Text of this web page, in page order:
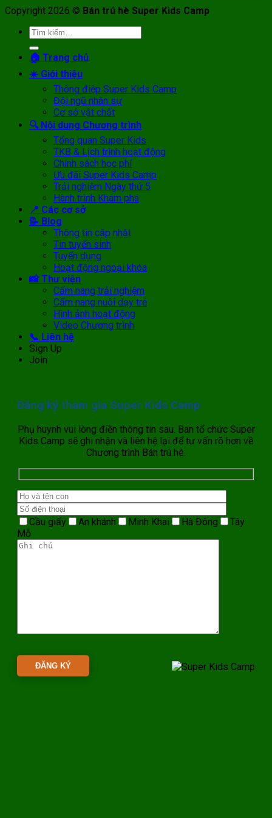
Copyright 2026 © Bán trú hè Super Kids Camp
Tìm
kiếm:
🏠 Trang chủ
☀️ Giới thiệu
Thông điệp Super Kids Camp
Đội ngũ nhân sự
Cơ sở vật chất
🔍 Nội dung Chương trình
Tổng quan Super Kids
TKB & Lịch trình hoạt động
Chính sách học phí
Ưu đãi Super Kids Camp
Trải nghiệm Ngày thứ 5
Hành trình Khám phá
📍 Các cơ sở
📝 Blog
Thông tin cập nhật
Tin tuyển sinh
Tuyển dụng
Hoạt động ngoại khóa
📸 Thư viện
Cẩm nang trải nghiệm
Cẩm nang nuôi dạy trẻ
Hình ảnh hoạt động
Video Chương trình
📞 Liên hệ
Sign Up
Join
Đăng ký tham gia Super Kids Camp
Phụ huynh vui lòng điền thông tin sau. Ban tổ chức Super
Kids Camp sẽ ghi nhận và liên hệ lại để tư vấn rõ hơn về
Chương trình Bán trú hè.
Cầu giấy An khánh Minh Khai Hà Đông
Tây
Mỗ